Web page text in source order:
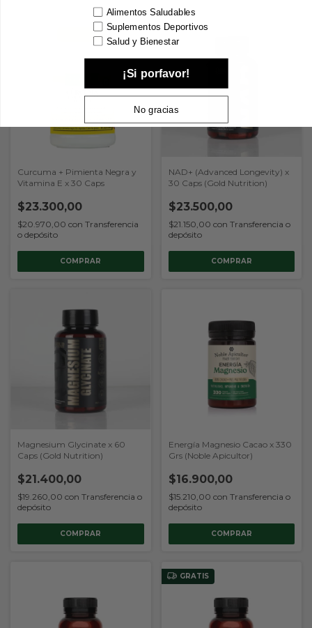
Curcuma + Pimienta Negra y
Vitamina E x 30 Caps
$23.300,00
$20.970,00 con Transferencia
o depósito
NAD+ (Advanced Longevity) x
30 Caps (Gold Nutrition)
$23.500,00
$21.150,00 con Transferencia o
depósito
Magnesium Glycinate x 60
Caps (Gold Nutrition)
$21.400,00
$19.260,00 con Transferencia o
depósito
Energía Magnesio Cacao x 330
Grs (Noble Apicultor)
$16.900,00
$15.210,00 con Transferencia o
depósito
GRATIS
Alimentos Saludables
Suplementos Deportivos
Salud y Bienestar
¡Si porfavor!
No gracias